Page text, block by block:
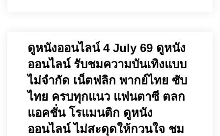
ดูหนังออนไลน์ 4 July 69 ดูหนัง
ออนไลน์ รับชมความบันเทิงแบบ
ไม่จำกัด เน็ตฟลิก พากย์ไทย ซับ
ไทย ครบทุกแนว แฟนตาซี ตลก
แอคชั่น โรแมนติก ดูหนัง
ออนไลน์ ไม่สะดุดให้กวนใจ ชม